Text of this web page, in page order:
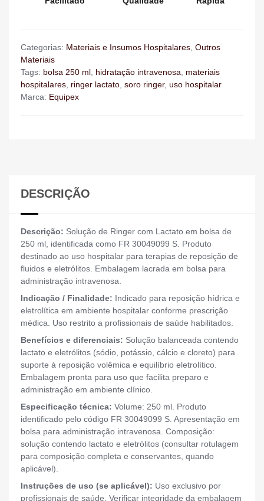
Categorias: Materiais e Insumos Hospitalares, Outros
Materiais
Tags: bolsa 250 ml, hidratação intravenosa, materiais
hospitalares, ringer lactato, soro ringer, uso hospitalar
Marca: Equipex
DESCRIÇÃO
Descrição: Solução de Ringer com Lactato em bolsa de
250 ml, identificada como FR 30049099 S. Produto
destinado ao uso hospitalar para terapias de reposição de
fluidos e eletrólitos. Embalagem lacrada em bolsa para
administração intravenosa.
Indicação / Finalidade: Indicado para reposição hídrica e
eletrolítica em ambiente hospitalar conforme prescrição
médica. Uso restrito a profissionais de saúde habilitados.
Benefícios e diferenciais: Solução balanceada contendo
lactato e eletrólitos (sódio, potássio, cálcio e cloreto) para
suporte à reposição volêmica e equilíbrio eletrolítico.
Embalagem pronta para uso que facilita preparo e
administração em ambiente clínico.
Especificação técnica: Volume: 250 ml. Produto
identificado pelo código FR 30049099 S. Apresentação em
bolsa para administração intravenosa. Composição:
solução contendo lactato e eletrólitos (consultar rotulagem
para composição completa e conservantes, quando
aplicável).
Instruções de uso (se aplicável): Uso exclusivo por
profissionais de saúde. Verificar integridade da embalagem